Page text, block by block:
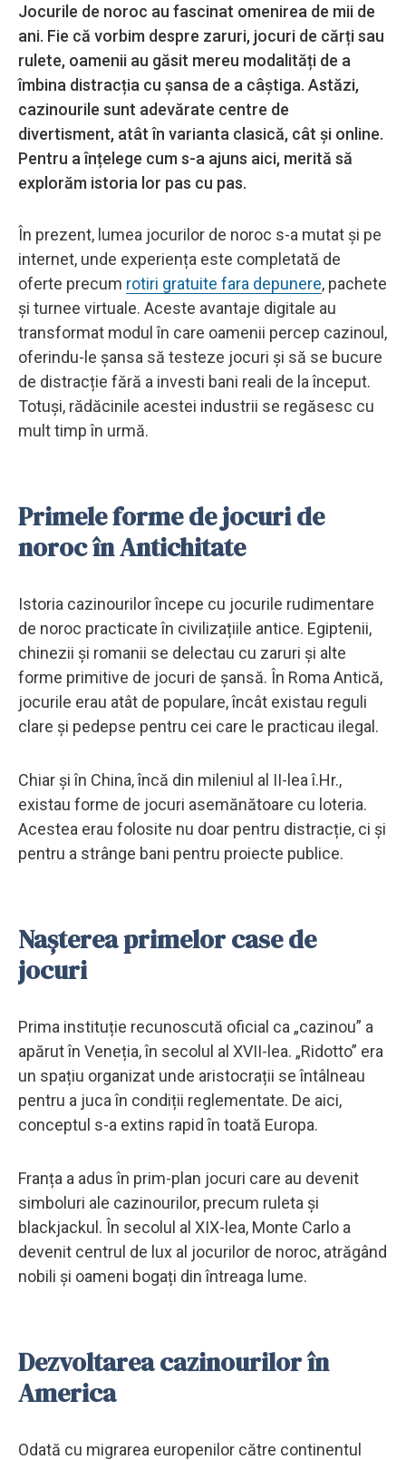
Jocurile de noroc au fascinat omenirea de mii de
ani. Fie că vorbim despre zaruri, jocuri de cărți sau
rulete, oamenii au găsit mereu modalități de a
îmbina distracția cu șansa de a câștiga. Astăzi,
cazinourile sunt adevărate centre de
divertisment, atât în varianta clasică, cât și online.
Pentru a înțelege cum s-a ajuns aici, merită să
explorăm istoria lor pas cu pas.
În prezent, lumea jocurilor de noroc s-a mutat și pe
internet, unde experiența este completată de
oferte precum rotiri gratuite fara depunere, pachete
și turnee virtuale. Aceste avantaje digitale au
transformat modul în care oamenii percep cazinoul,
oferindu-le șansa să testeze jocuri și să se bucure
de distracție fără a investi bani reali de la început.
Totuși, rădăcinile acestei industrii se regăsesc cu
mult timp în urmă.
Primele forme de jocuri de
noroc în Antichitate
Istoria cazinourilor începe cu jocurile rudimentare
de noroc practicate în civilizațiile antice. Egiptenii,
chinezii și romanii se delectau cu zaruri și alte
forme primitive de jocuri de șansă. În Roma Antică,
jocurile erau atât de populare, încât existau reguli
clare și pedepse pentru cei care le practicau ilegal.
Chiar și în China, încă din mileniul al II-lea î.Hr.,
existau forme de jocuri asemănătoare cu loteria.
Acestea erau folosite nu doar pentru distracție, ci și
pentru a strânge bani pentru proiecte publice.
Nașterea primelor case de
jocuri
Prima instituție recunoscută oficial ca „cazinou” a
apărut în Veneția, în secolul al XVII-lea. „Ridotto” era
un spațiu organizat unde aristocrații se întâlneau
pentru a juca în condiții reglementate. De aici,
conceptul s-a extins rapid în toată Europa.
Franța a adus în prim-plan jocuri care au devenit
simboluri ale cazinourilor, precum ruleta și
blackjackul. În secolul al XIX-lea, Monte Carlo a
devenit centrul de lux al jocurilor de noroc, atrăgând
nobili și oameni bogați din întreaga lume.
Dezvoltarea cazinourilor în
America
Odată cu migrarea europenilor către continentul